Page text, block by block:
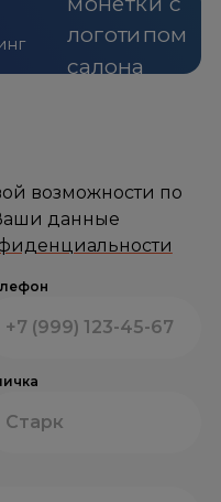
возможности по
данные